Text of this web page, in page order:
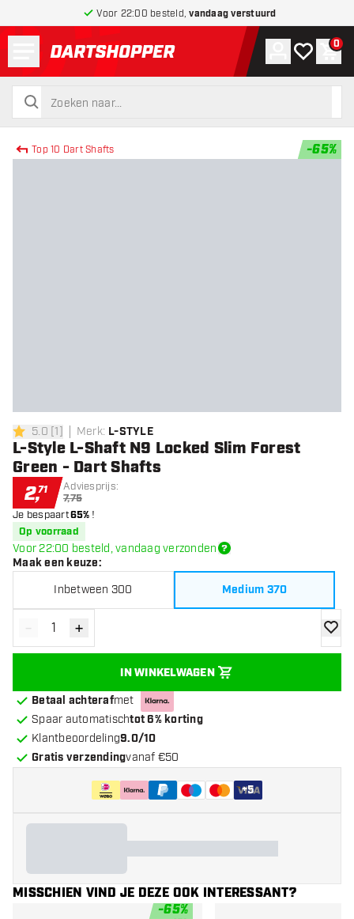
Voor 22:00 besteld,vandaag verstuurd
terug naar home pagina
zoeken
zoeken
Account
Mijn 0
Top 10 Dart Shafts -65%
5 score sterren
5.0 [1] Merk: L-STYLE
L-Style L-Shaft N9 Locked Slim Forest
Green - Dart Shafts
2,71 Adviesprijs:
7,75
Je bespaart65% !
Op voorraad
Voor 22:00 besteld, vandaag verzonden
Maak een keuze:
Inbetween 300 Medium 370
Verminder hoeveelheid
- Verhoog hoeveelheid
+
IN WINKELWAGEN
Betaal achterafmet
Spaar automatischtot 6% korting
Klantbeoordeling9.0/10
Gratis verzendingvanaf €50
+5
MISSCHIEN VIND JE DEZE OOK INTERESSANT?
-65%